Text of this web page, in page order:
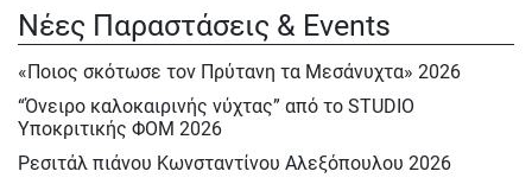
Νέες Παραστάσεις & Events
«Ποιος σκότωσε τον Πρύτανη τα Μεσάνυχτα» 2026
“Όνειρο καλοκαιρινής νύχτας” από το STUDIO
Υποκριτικής ΦΟΜ 2026
Ρεσιτάλ πιάνου Κωνσταντίνου Αλεξόπουλου 2026